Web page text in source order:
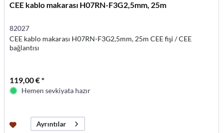
CEE kablo makarası H07RN-F3G2,5mm, 25m
82027
CEE kablo makarası H07RN-F3G2,5mm, 25m CEE fişi / CEE
bağlantısı
119,00 € *
Hemen sevkiyata hazır
Ayrıntılar